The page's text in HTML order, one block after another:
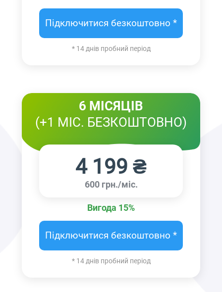
Підключитися безкоштовно *
* 14 днів пробний період
6 МІСЯЦІВ
(+1 МІС. БЕЗКОШТОВНО)
4 199 ₴
600 грн./міс.
Вигода 15%
Підключитися безкоштовно *
* 14 днів пробний період